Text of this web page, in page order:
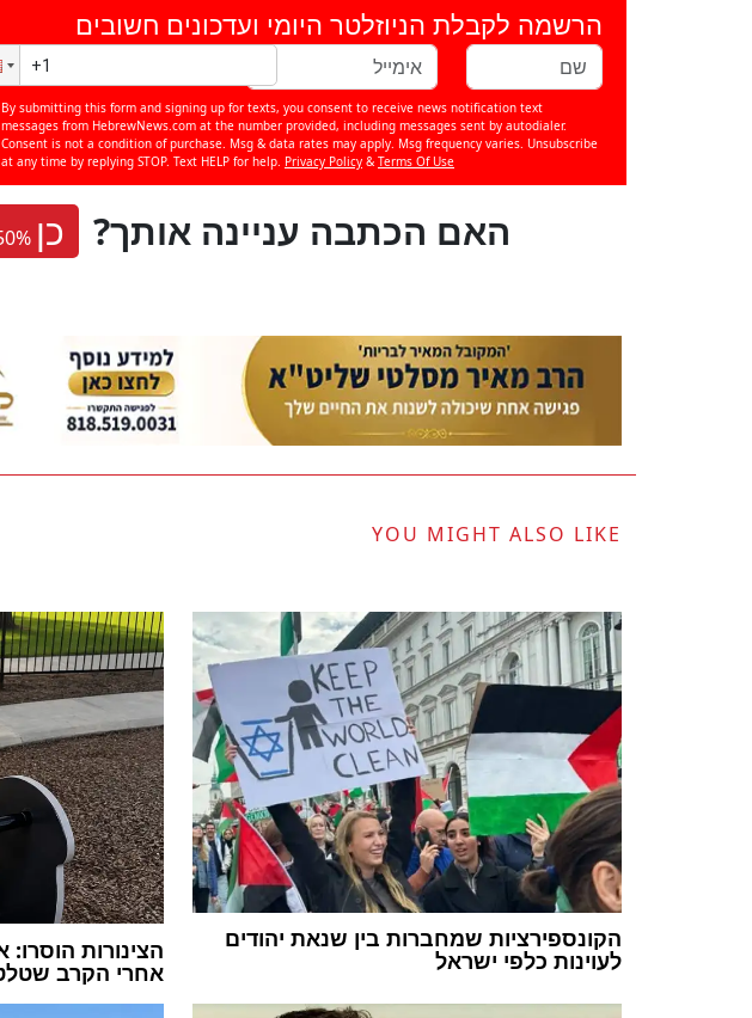
הרשמה לקבלת הניוזלטר היומי ועדכונים חשובים
By submitting this form and signing up for texts, you consent to receive news notification text
messages from HebrewNews.com at the number provided, including messages sent by autodialer.
Consent is not a condition of purchase. Msg & data rates may apply. Msg frequency varies. Unsubscribe
at any time by replying STOP. Text HELP for help. Privacy Policy & Terms Of Use
% כן ?האם הכתבה עניינה אותך
YOU MIGHT ALSO LIKE
הצינורות
אחרי הקרב
הקונספירציות שמחברות בין שנאת יהודים
לעוינות כלפי ישראל